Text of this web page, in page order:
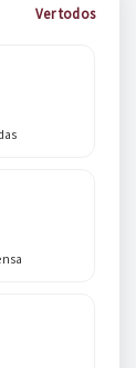
Ver todos